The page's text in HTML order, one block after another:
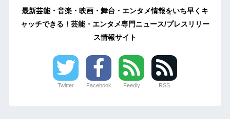
最新芸能・音楽・映画・舞台・エンタメ情報をいち早くキ
ャッチできる！芸能・エンタメ専門ニュース/プレスリリー
ス情報サイト
Twitter Facebook Feedly RSS